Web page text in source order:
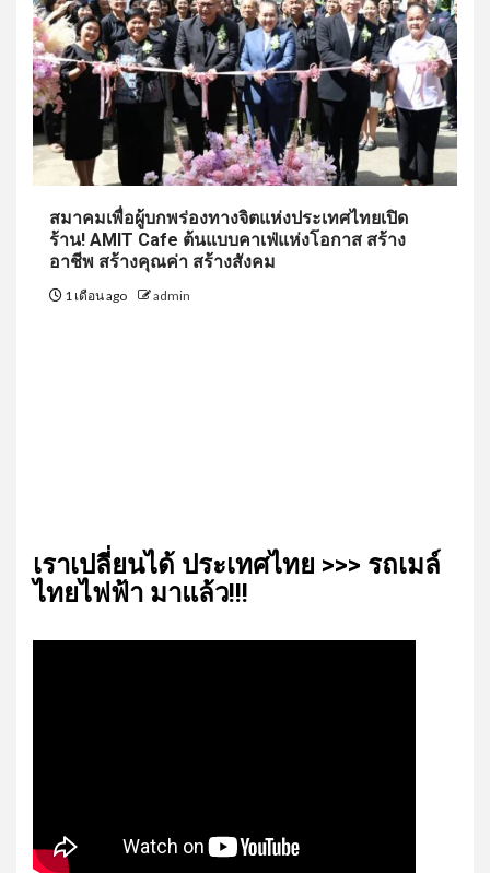
สมาคมเพื่อผู้บกพร่องทางจิตแห่งประเทศไทยเปิด
ร้าน! AMIT Cafe ต้นแบบคาเฟ่แห่งโอกาส สร้าง
อาชีพ สร้างคุณค่า สร้างสังคม
1 เดือน ago admin
เรา​เปลี่ยน​ได้​ ประเทศ​ไทย​ >>> รถเมล์​
ไทย​ไฟฟ้า​ มาแล้ว!!!